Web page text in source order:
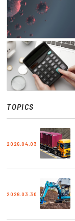
TOPICS
2026.04.03
2026.03.30